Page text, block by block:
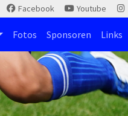
Facebook Youtube
Fotos Sponsoren Links